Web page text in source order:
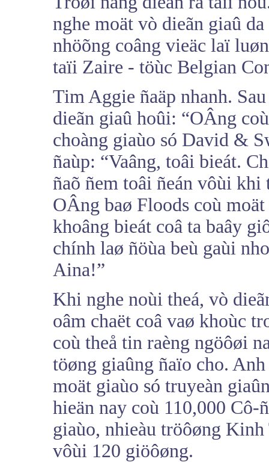
nghe moät vò dieãn giaû
nhöõng coâng vieäc laï
taïi Zaire - töùc Belgian
Tim Aggie ñaäp nhanh.
dieãn giaû hoûi: “OÂng
choàng giaùo só David &
ñaùp: “Vaâng, toâi bieát.
ñaõ ñem toâi ñeán vôùi khi
OÂng baø Floods coù
khoâng bieát coâ ta baây
chính laø ñöùa beù gaùi
Aina!”
Khi nghe noùi theá, vò
oâm chaët coâ vaø khoùc
coù theå tin raèng ngöôøi
töøng giaûng ñaïo cho.
moät giaùo só truyeàn
hieän nay coù 110,000 Cô-
giaùo, nhieàu tröôøng
vôùi 120 giöôøng.